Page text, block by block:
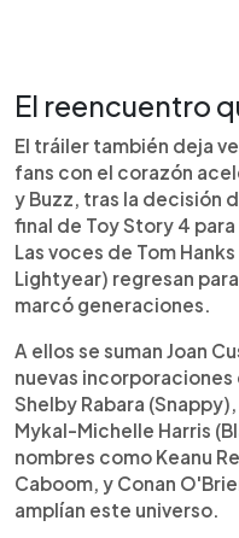
El reencuentro
El tráiler también deja
fans con el corazón
y Buzz, tras la decisión
final de Toy Story 4
Las voces de Tom
Lightyear) regresan
marcó generaciones.
A ellos se suman Joan
nuevas incorporaciones
Shelby Rabara
Mykal-Michelle Harris
nombres como Keanu
Caboom, y Conan
amplían este universo.